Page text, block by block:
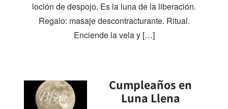
loción de despojo. Es la luna de la liberación.
Regalo: masaje descontracturante. Ritual.
Enciende la vela y […]
Cumpleaños en
Luna Llena